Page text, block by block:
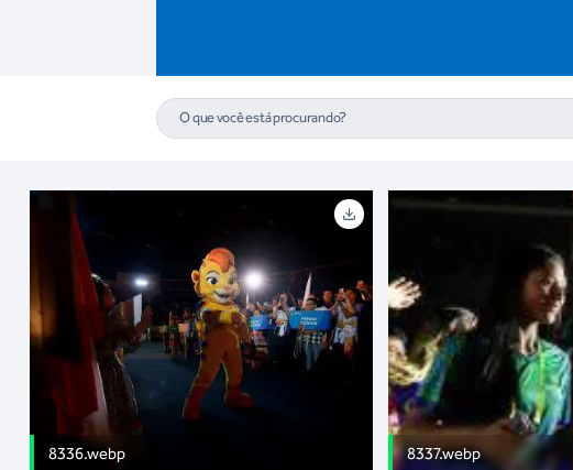
8336.webp 8337.webp